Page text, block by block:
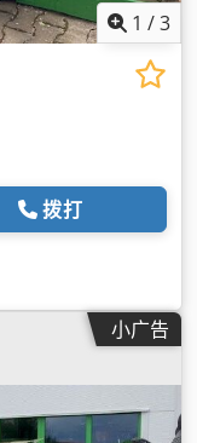
1 /3
拨打
小广告